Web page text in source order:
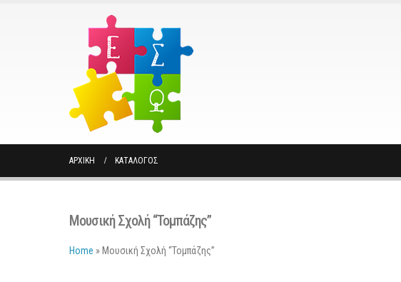
ΑΡΧΙΚΉ ΚΑΤΆΛΟΓΟΣ
Μουσική Σχολή “Τομπάζης”
Home » Μουσική Σχολή “Τομπάζης”